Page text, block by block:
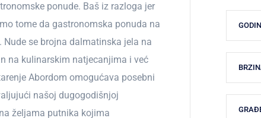
ponude. Baš iz razloga jer
tome da gastronomska ponuda na
se brojna dalmatinska jela na
na kulinarskim natjecanjima i već
Abordom omogućava posebni
našoj dugogodišnjoj
željama putnika kojima